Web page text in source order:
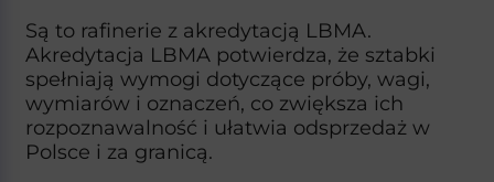
Są to rafinerie z akredytacją LBMA.
Akredytacja LBMA potwierdza, że sztabki
spełniają wymogi dotyczące próby, wagi,
wymiarów i oznaczeń, co zwiększa ich
rozpoznawalność i ułatwia odsprzedaż w
Polsce i za granicą.​